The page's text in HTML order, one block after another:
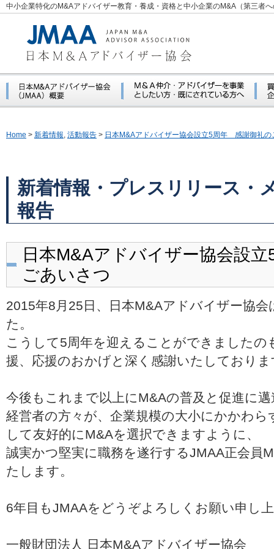
中小企業特化のM&Aアドバイザー教育・養成・資格と中小企業のM&A（第三者
Home > 新着情報, 活動報告 > 日本M&Aアドバイザー協会設立5周年 感謝御礼の
新着情報・プレスリリース・
報告
日本M&Aアドバイザー協会設
ごあいさつ
2015年8月25日、日本M&Aアドバイザー協
た。
こうして5周年を迎えることができましたの
援、応援のおかげと深く感謝いたしておりま
今後もこれまで以上にM&Aの普及と促進に
経営者の方々が、企業規模の大小にかかわら
して友好的にM&Aを選択できますように、
誠実かつ堅実に職務を遂行するJMAA正会員
たします。
6年目もJMAAをどうぞよろしくお願い申し
一般財団法人 日本M&Aアドバイザー協会